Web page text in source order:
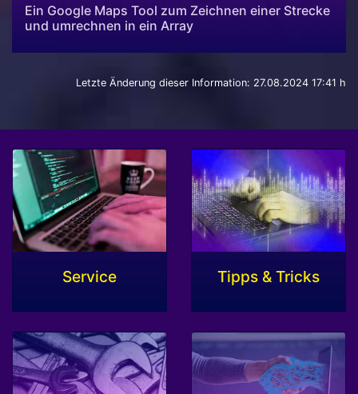
Ein Google Maps Tool zum Zeichnen einer Strecke
und umrechnen in ein Array
Letzte Änderung dieser Information: 27.08.2024 17:41 h
Service Tipps & Tricks